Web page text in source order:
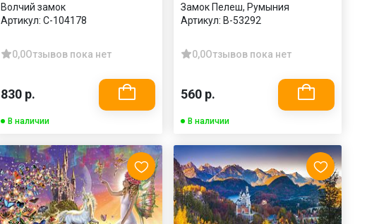
Волчий замок
Артикул: C-104178
0,0Отзывов пока нет
830 р.
В наличии
Замок Пелеш, Румыния
Артикул: B-53292
0,0Отзывов пока нет
560 р.
В наличии